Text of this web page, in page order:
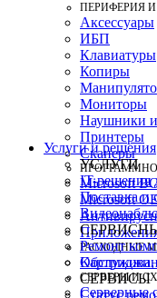
ПЕРИФЕРИЯ
Аксессуары
ИБП
Клавиатуры
Копиры
Мониторы
Наушники
Принтеры
Сканеры
Microsoft
Microsoft
РАСХОДНЫЕ
Картриджи,
СЕРВЕРЫ И
Серверные
Услуги и решения
УСЛУГИ
IT-решения
Поставка и
Ремонт
СЕРВИСЫ
Статус